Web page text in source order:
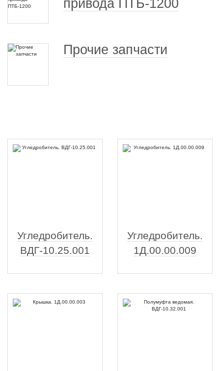
привода ПТБ-1200
Прочие запчасти
Угледробитель.
ВДГ-10.25.001
Угледробитель.
1Д.00.00.009